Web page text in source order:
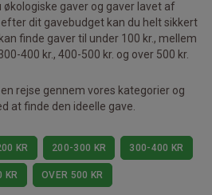
økologiske gaver og gaver lavet af
dit gavebudget kan du helt sikkert
finde gaver til under 100 kr., mellem
400 kr., 400-500 kr. og over 500 kr.
en rejse gennem vores kategorier og
at finde den ideelle gave.
KR 200-300 KR 300-400 KR
KR OVER 500 KR